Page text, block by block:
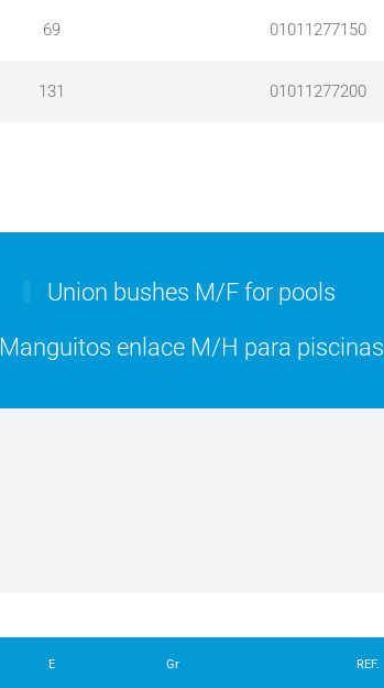
69 01011277150
131 01011277200
Union bushes M/F for pools
Manguitos enlace M/H para piscinas
E Gr REF.